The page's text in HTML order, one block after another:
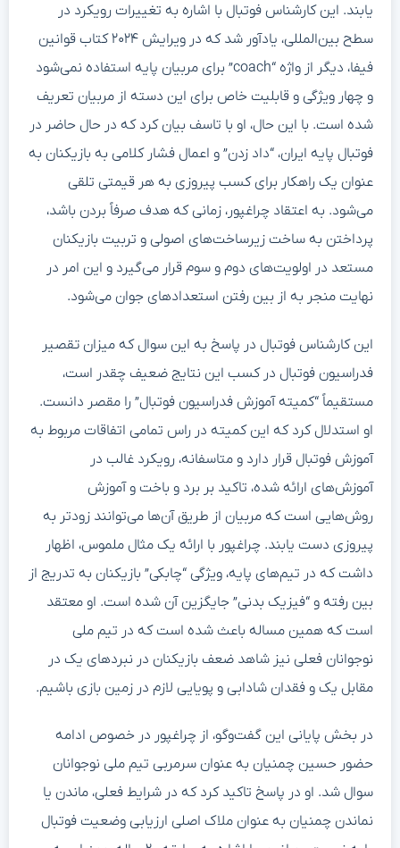
یابند. این کارشناس فوتبال با اشاره به تغییرات رویکرد در
سطح بین‌المللی، یادآور شد که در ویرایش ۲۰۲۴ کتاب قوانین
فیفا، دیگر از واژه “coach” برای مربیان پایه استفاده نمی‌شود
و چهار ویژگی و قابلیت خاص برای این دسته از مربیان تعریف
شده است. با این حال، او با تاسف بیان کرد که در حال حاضر در
فوتبال پایه ایران، “داد زدن” و اعمال فشار کلامی به بازیکنان به
عنوان یک راهکار برای کسب پیروزی به هر قیمتی تلقی
می‌شود. به اعتقاد چراغپور، زمانی که هدف صرفاً بردن باشد،
پرداختن به ساخت زیرساخت‌های اصولی و تربیت بازیکنان
مستعد در اولویت‌های دوم و سوم قرار می‌گیرد و این امر در
نهایت منجر به از بین رفتن استعدادهای جوان می‌شود.
این کارشناس فوتبال در پاسخ به این سوال که میزان تقصیر
فدراسیون فوتبال در کسب این نتایج ضعیف چقدر است،
مستقیماً “کمیته آموزش فدراسیون فوتبال” را مقصر دانست.
او استدلال کرد که این کمیته در راس تمامی اتفاقات مربوط به
آموزش فوتبال قرار دارد و متاسفانه، رویکرد غالب در
آموزش‌های ارائه شده، تاکید بر برد و باخت و آموزش
روش‌هایی است که مربیان از طریق آن‌ها می‌توانند زودتر به
پیروزی دست یابند. چراغپور با ارائه یک مثال ملموس، اظهار
داشت که در تیم‌های پایه، ویژگی “چابکی” بازیکنان به تدریج از
بین رفته و “فیزیک بدنی” جایگزین آن شده است. او معتقد
است که همین مساله باعث شده است که در تیم ملی
نوجوانان فعلی نیز شاهد ضعف بازیکنان در نبردهای یک در
مقابل یک و فقدان شادابی و پویایی لازم در زمین بازی باشیم.
در بخش پایانی این گفت‌وگو، از چراغپور در خصوص ادامه
حضور حسین چمنیان به عنوان سرمربی تیم ملی نوجوانان
سوال شد. او در پاسخ تاکید کرد که در شرایط فعلی، ماندن یا
نماندن چمنیان به عنوان ملاک اصلی ارزیابی وضعیت فوتبال